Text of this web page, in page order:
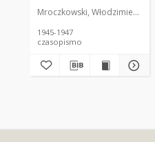
Mroczkowski, Włodzimierz
1945-1947
czasopismo